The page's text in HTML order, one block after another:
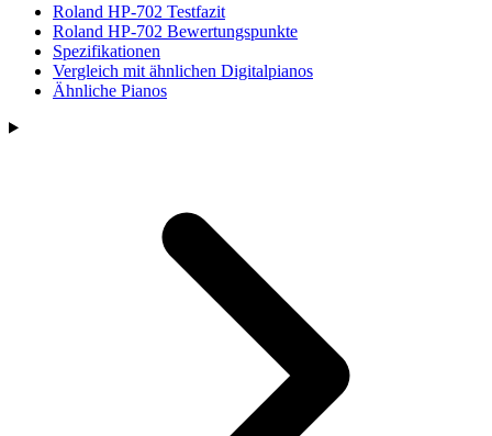
Roland HP-702 Testfazit
Roland HP-702 Bewertungspunkte
Spezifikationen
Vergleich mit ähnlichen Digitalpianos
Ähnliche Pianos